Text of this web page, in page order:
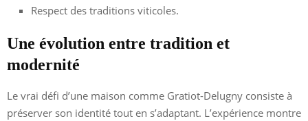
Respect des traditions viticoles.
Une évolution entre tradition et
modernité
Le vrai défi d’une maison comme Gratiot-Delugny consiste à
préserver son identité tout en s’adaptant. L’expérience montre